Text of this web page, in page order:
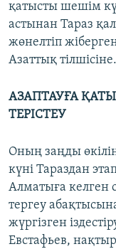
қатысты шешім
астынан Тараз
жөнелтіп
Азаттық тілшісіне.
АЗАПТАУҒА
ТЕРІСТЕУ
Оның заңды
күні Тараздан
Алматыға келген
тергеу
жүргізген
Евстафьев,